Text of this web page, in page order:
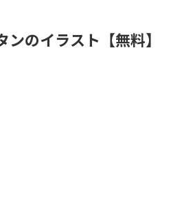
ンのイラスト【無料】